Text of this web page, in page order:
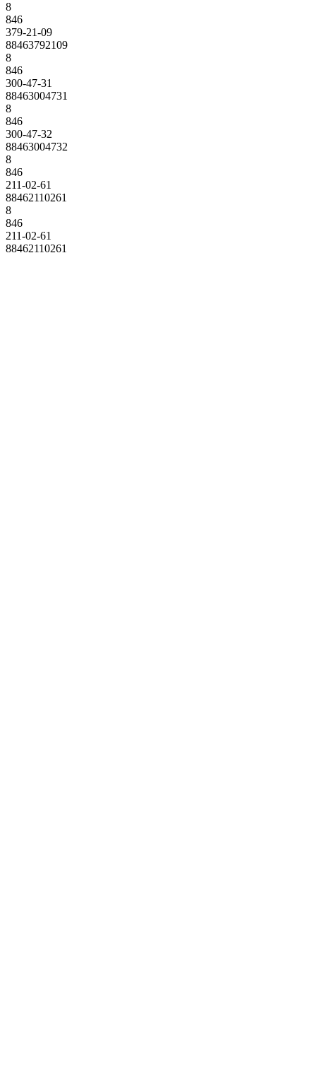
8
846
379-21-09
88463792109
8
846
300-47-31
88463004731
8
846
300-47-32
88463004732
8
846
211-02-61
88462110261
8
846
211-02-61
88462110261